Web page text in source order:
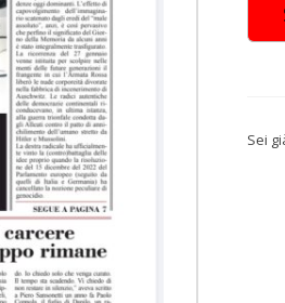
Sei